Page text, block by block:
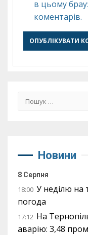
в цьому
коментарів.
Пошук:
Новини
8 Серпня
18:00 У неділю на
погода
17:12 На
аварію: 3,48